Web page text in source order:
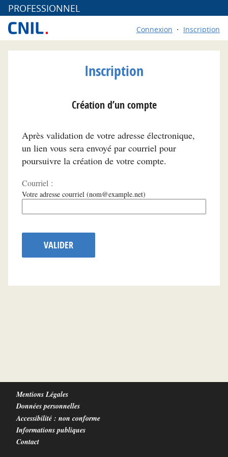
PROFESSIONNEL
Connexion Inscription
Inscription
Création d’un compte
Après validation de votre adresse électronique,
un lien vous sera envoyé par courriel pour
poursuivre la création de votre compte.
Courriel :
*
Votre adresse courriel (nom@example.net)
VALIDER
Mentions Légales
Données personnelles
Accessibilité : non conforme
Informations publiques
Contact